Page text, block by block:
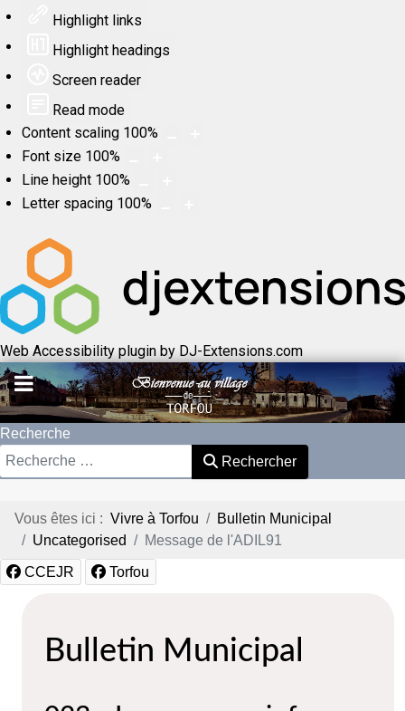
Highlight links
Highlight headings
Screen reader
Read mode
Content scaling 100%
Font size 100%
Line height 100%
Letter spacing 100%
Web Accessibility plugin by DJ-Extensions.com
Recherche
Rechercher
Vous êtes ici : Vivre à Torfou
Bulletin Municipal
Uncategorised
Message de l'ADIL91
CCEJR Torfou
Bulletin Municipal